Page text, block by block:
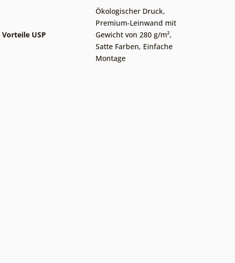
Vorteile USP
Ökologischer Druck,
Premium-Leinwand mit
Gewicht von 280 g/m²,
Satte Farben, Einfache
Montage